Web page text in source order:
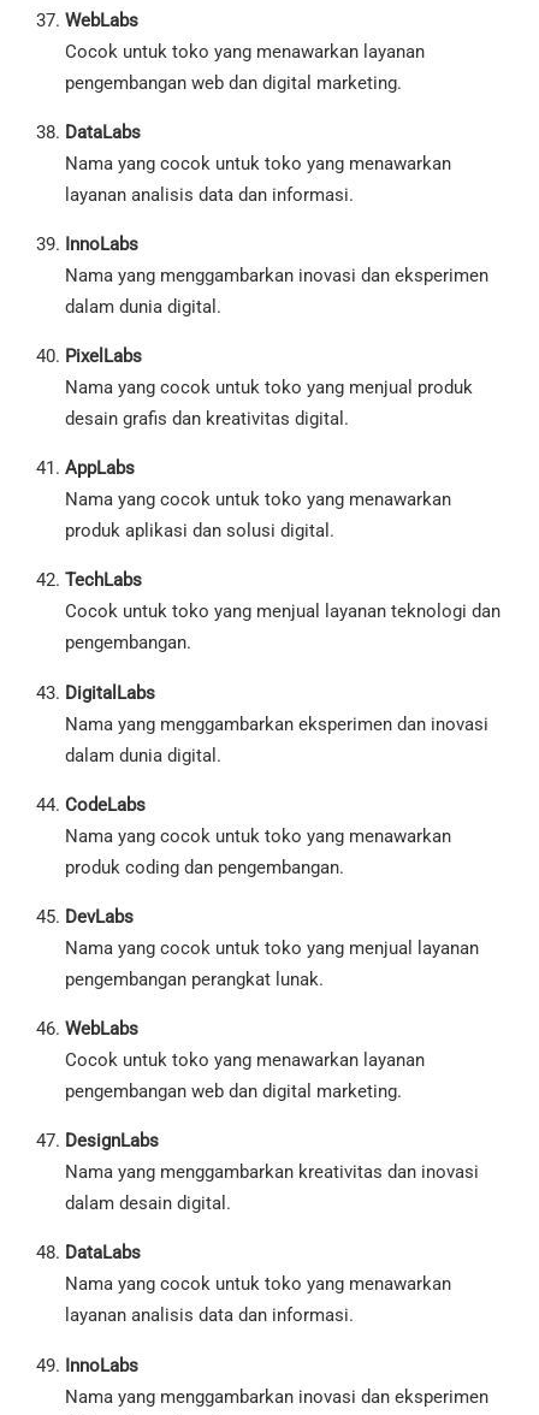
WebLabs
Cocok untuk toko yang menawarkan layanan
pengembangan web dan digital marketing.
DataLabs
Nama yang cocok untuk toko yang menawarkan
layanan analisis data dan informasi.
InnoLabs
Nama yang menggambarkan inovasi dan eksperimen
dalam dunia digital.
PixelLabs
Nama yang cocok untuk toko yang menjual produk
desain grafis dan kreativitas digital.
AppLabs
Nama yang cocok untuk toko yang menawarkan
produk aplikasi dan solusi digital.
TechLabs
Cocok untuk toko yang menjual layanan teknologi dan
pengembangan.
DigitalLabs
Nama yang menggambarkan eksperimen dan inovasi
dalam dunia digital.
CodeLabs
Nama yang cocok untuk toko yang menawarkan
produk coding dan pengembangan.
DevLabs
Nama yang cocok untuk toko yang menjual layanan
pengembangan perangkat lunak.
WebLabs
Cocok untuk toko yang menawarkan layanan
pengembangan web dan digital marketing.
DesignLabs
Nama yang menggambarkan kreativitas dan inovasi
dalam desain digital.
DataLabs
Nama yang cocok untuk toko yang menawarkan
layanan analisis data dan informasi.
InnoLabs
Nama yang menggambarkan inovasi dan eksperimen